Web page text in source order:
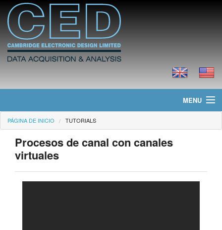
MENU
Página de Inicio
Noticias
PÁGINA DE INICIO TUTORIALS
Procesos de canal con canales
virtuales